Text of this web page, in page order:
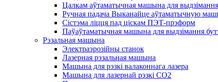
Цалкам аўтаматычная машына для
Ручная падача Выканайце аўтаматычную
Сістэма ліцця пад ціскам ПЭТ-прэформ
Паўаўтаматычная машына для выдзімання
Рэзальная машына
Электраэрозійны станок
Лазерная рэзальная машына
Машына для рэзкі валаконнага лазера
Машына для лазернай рэзкі CO2